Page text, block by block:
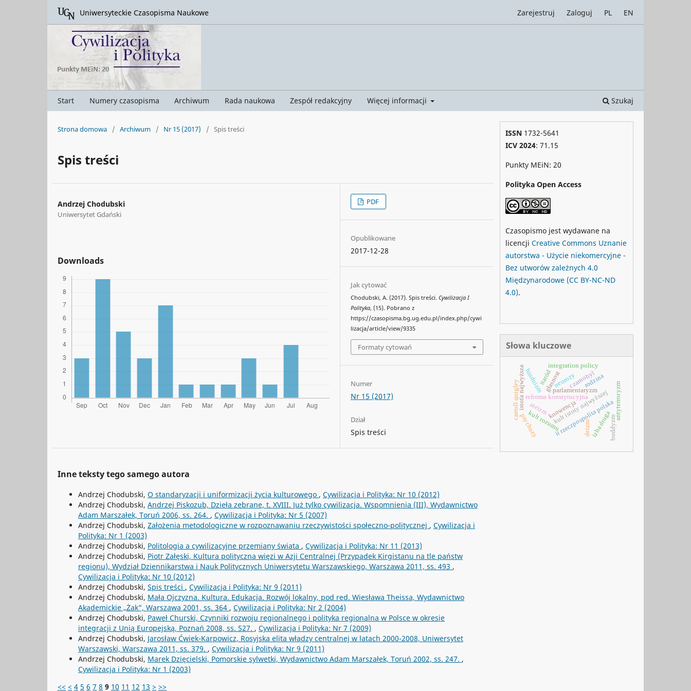
Start Numery czasopisma Archiwum Rada naukowa Zespół redakcyjny Więcej informacji Szukaj
Zarejestruj Zaloguj PL EN
Uniwersyteckie Czasopisma Naukowe
Strona domowa / Archiwum / Nr 15 (2017) / Spis treści
Spis treści
Andrzej Chodubski
Uniwersytet Gdański
Downloads
PDF
Opublikowane
2017-12-28
Jak cytować
Chodubski, A. (2017). Spis treści.Cywilizacja I
Polityka, (15). Pobrano z
https://czasopisma.bg.ug.edu.pl/index.php/cywi
lizacja/article/view/9335
Formaty cytowań
Numer
Nr 15 (2017)
Dział
Spis treści
Inne teksty tego samego autora
Andrzej Chodubski, O standaryzacji i uniformizacji życia kulturowego , Cywilizacja i Polityka: Nr 10 (2012)
Andrzej Chodubski, Andrzej Piskozub, Dzieła zebrane, t. XVIII. Już tylko cywilizacja. Wspomnienia (III), Wydawnictwo
Adam Marszałek, Toruń 2006, ss. 264. , Cywilizacja i Polityka: Nr 5 (2007)
Andrzej Chodubski, Założenia metodologiczne w rozpoznawaniu rzeczywistości społeczno-politycznej , Cywilizacja i
Polityka: Nr 1 (2003)
Andrzej Chodubski, Politologia a cywilizacyjne przemiany świata , Cywilizacja i Polityka: Nr 11 (2013)
Andrzej Chodubski, Piotr Załęski, Kultura polityczna więzi w Azji Centralnej (Przypadek Kirgistanu na tle państw
regionu), Wydział Dziennikarstwa i Nauk Politycznych Uniwersytetu Warszawskiego, Warszawa 2011, ss. 493 ,
Cywilizacja i Polityka: Nr 10 (2012)
Andrzej Chodubski, Spis treści , Cywilizacja i Polityka: Nr 9 (2011)
Andrzej Chodubski, Mała Ojczyzna. Kultura. Edukacja. Rozwój lokalny, pod red. Wiesława Theissa, Wydawnictwo
Akademickie „Żak", Warszawa 2001, ss. 364 , Cywilizacja i Polityka: Nr 2 (2004)
Andrzej Chodubski, Paweł Churski, Czynniki rozwoju regionalnego i polityka regionalna w Polsce w okresie
integracji z Unią Europejską, Poznań 2008, ss. 527. , Cywilizacja i Polityka: Nr 7 (2009)
Andrzej Chodubski, Jarosław Ćwiek-Karpowicz, Rosyjska elita władzy centralnej w latach 2000-2008, Uniwersytet
Warszawski, Warszawa 2011, ss. 379. , Cywilizacja i Polityka: Nr 9 (2011)
Andrzej Chodubski, Marek Dzięcielski, Pomorskie sylwetki, Wydawnictwo Adam Marszałek, Toruń 2002, ss. 247. ,
Cywilizacja i Polityka: Nr 1 (2003)
<< < 4 5 6 7 8 9 10 11 12 13 > >>
ISSN 1732-5641
ICV 2024: 71.15
Punkty MEiN: 20
Polityka Open Access
Czasopismo jest wydawane na
licencji Creative Commons Uznanie
autorstwa - Użycie niekomercyjne -
Bez utworów zależnych 4.0
Międzynarodowe (CC BY-NC-ND
4.0).
Słowa kluczowe
rodzina
reforma konstytucyjna
istota najwyższa kult istoty najwyższej
kult rozumuii rzeczpospolita polska
izba druga
parlamentaryzm
hinduizm
buddyzm
antyterroryzm
czarnobyl
konwencja
deizm
głasnost
integration policy
neurozy
psychozy
carroll quigley ateizm
naród